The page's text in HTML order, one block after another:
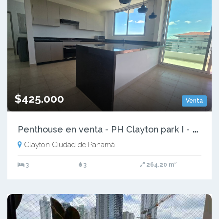
Venta
$425.000
P
enthouse en venta - PH Clayton park I - D.D
Clayton Ciudad de Panamá
3 3 264.20 m²